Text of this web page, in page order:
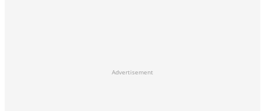
Advertisement